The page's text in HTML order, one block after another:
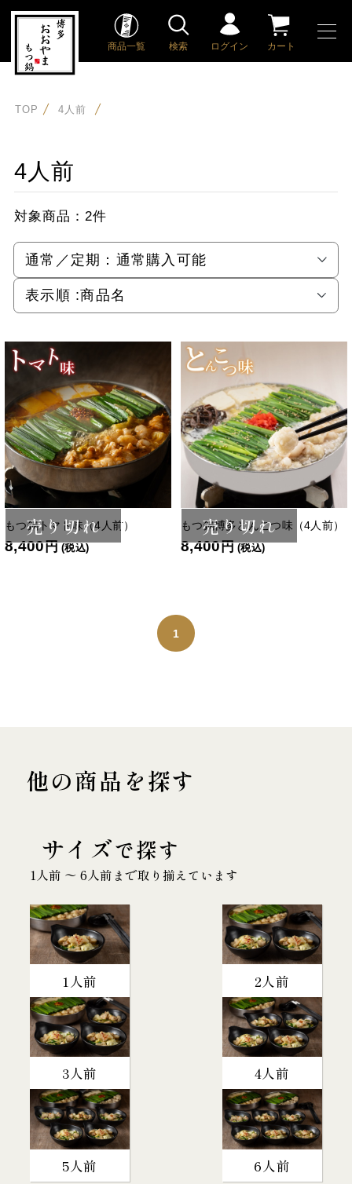
商品一覧 検索 ログイン カート
TOP 4人前
4人前
対象商品： 2件
通常／定期： 通常購入可能
表示順 :商品名
売り切れ
もつ鍋トマト味（4人前）
8,400円 (税込)
売り切れ
もつ鍋博多とんこつ味（4人前）
8,400円 (税込)
1
他の商品を探す
サイズで探す
1人前 〜 6人前まで取り揃えています
1人前 2人前
3人前 4人前
5人前 6人前